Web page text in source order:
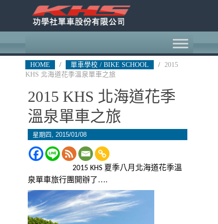
HOME / 單車學校 / BIKE SCHOOL /
2015
KHS 北海道花季溫泉單車之旅
2015 KHS 北海道花季
溫泉單車之旅
星期四, 2015/01/08
2015 KHS 夏季八月 北海道花季溫
泉單車旅行團開辦了….